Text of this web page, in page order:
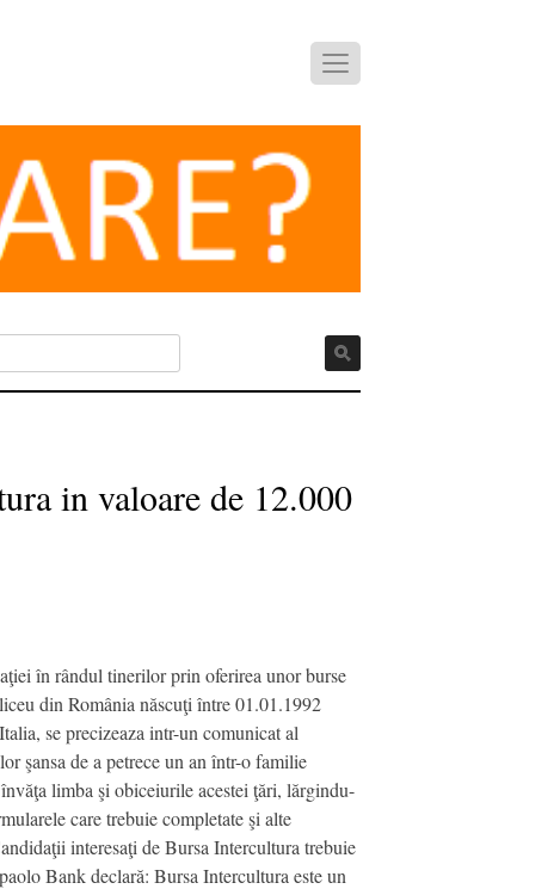
in valoare de 12.000
în rândul tinerilor prin oferirea unor burse
din România născuţi între 01.01.1992 
se precizeaza intr-un comunicat al
şansa de a petrece un an într-o familie
limba şi obiceiurile acestei ţări, lărgindu-
care trebuie completate şi alte
interesaţi de Bursa Intercultura trebuie
Bank declară: Bursa Intercultura este un